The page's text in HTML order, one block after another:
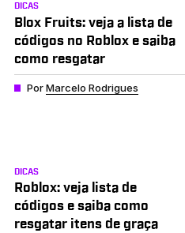
DICAS
Blox Fruits: veja a lista de
códigos no Roblox e saiba
como resgatar
PorMarcelo Rodrigues
DICAS
Roblox: veja lista de
códigos e saiba como
resgatar itens de graça